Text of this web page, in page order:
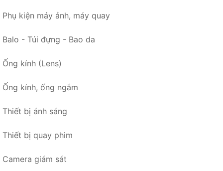
Phụ kiện máy ảnh, máy quay
Balo - Túi đựng - Bao da
Ống kính (Lens)
Ống kính, ống ngắm
Thiết bị ánh sáng
Thiết bị quay phim
Camera giám sát